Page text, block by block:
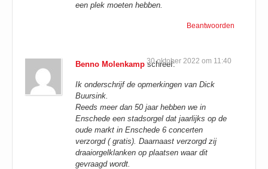
een plek moeten hebben.
Beantwoorden
Benno Molenkamp schreef:
30 oktober 2022 om 11:40
Ik onderschrijf de opmerkingen van Dick
Buursink.
Reeds meer dan 50 jaar hebben we in
Enschede een stadsorgel dat jaarlijks op de
oude markt in Enschede 6 concerten
verzorgd ( gratis). Daarnaast verzorgd zij
draaiorgelklanken op plaatsen waar dit
gevraagd wordt.